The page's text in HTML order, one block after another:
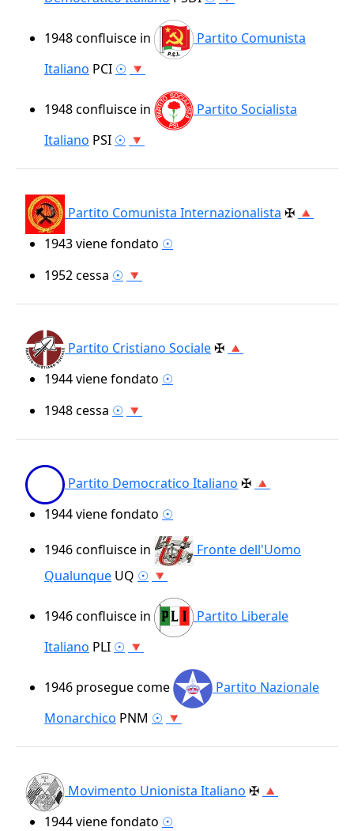
1948confluisce in
Partito Comunista
Italiano PCI ☉ 🔻
1948confluisce in
Partito Socialista
Italiano PSI ☉ 🔻
Partito Comunista Internazionalista ✠ 🔺
1943viene fondato ☉
1952cessa ☉ 🔻
Partito Cristiano Sociale✠ 🔺
1944viene fondato ☉
1948cessa ☉ 🔻
Partito Democratico Italiano ✠ 🔺
1944viene fondato ☉
1946confluisce in
Fronte dell'Uomo
Qualunque UQ ☉ 🔻
1946confluisce in
Partito Liberale
Italiano PLI ☉ 🔻
1946 prosegue come
Partito Nazionale
Monarchico PNM ☉ 🔻
Movimento Unionista Italiano ✠ 🔺
1944viene fondato ☉